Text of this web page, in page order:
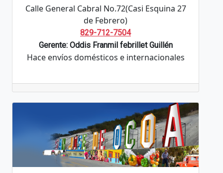
Calle General Cabral No.72(Casi Esquina 27
de Febrero)
829-712-7504
Gerente: Oddis Franmil febrillet Guillén
Hace envíos domésticos e internacionales